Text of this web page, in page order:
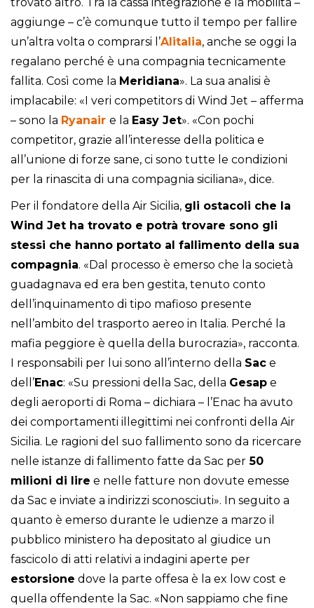
aggiunge – c’è comunque tutto il tempo per fallire
un’altra volta o comprarsi l’Alitalia, anche se oggi la
regalano perché è una compagnia tecnicamente
fallita. Così come la Meridiana». La sua analisi è
implacabile: «I veri competitors di Wind Jet – afferma
– sono la Ryanair e la Easy Jet». «Con pochi
competitor, grazie all’interesse della politica e
all’unione di forze sane, ci sono tutte le condizioni
per la rinascita di una compagnia siciliana», dice.
Per il fondatore della Air Sicilia, gli ostacoli che la
Wind Jet ha trovato e potrà trovare sono gli
stessi che hanno portato al fallimento della sua
compagnia. «Dal processo è emerso che la società
guadagnava ed era ben gestita, tenuto conto
dell’inquinamento di tipo mafioso presente
nell’ambito del trasporto aereo in Italia. Perché la
mafia peggiore è quella della burocrazia», racconta.
I responsabili per lui sono all’interno della Sac e
dell’Enac: «Su pressioni della Sac, della Gesap e
degli aeroporti di Roma – dichiara – l’Enac ha avuto
dei comportamenti illegittimi nei confronti della Air
Sicilia. Le ragioni del suo fallimento sono da ricercare
nelle istanze di fallimento fatte da Sac per 50
milioni di lire e nelle fatture non dovute emesse
da Sac e inviate a indirizzi sconosciuti». In seguito a
quanto è emerso durante le udienze a marzo il
pubblico ministero ha depositato al giudice un
fascicolo di atti relativi a indagini aperte per
estorsione dove la parte offesa è la ex low cost e
quella offendente la Sac. «Non sappiamo che fine